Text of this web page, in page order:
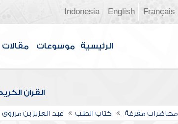
Français
English
Indonesia
الرئيسية موسوعات مقالات
القرآن
محاضرات مفرغة كتاب الطب عبد العزيز بن